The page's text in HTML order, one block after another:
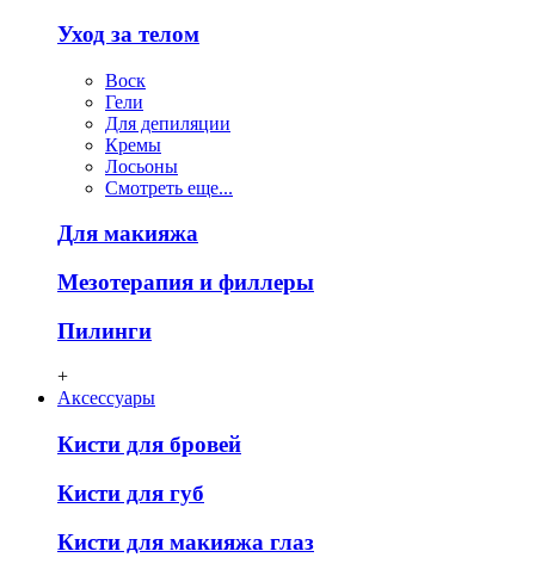
Уход за телом
Воск
Гели
Для депиляции
Кремы
Лосьоны
Смотреть еще...
Для макияжа
Мезотерапия и филлеры
Пилинги
+
Аксессуары
Кисти для бровей
Кисти для губ
Кисти для макияжа глаз